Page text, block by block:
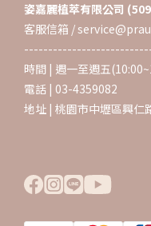
姿嘉麗植萃有限公司
客服信箱 /
時間 | 週一至週五
電話 | 03-4359082
地址 | 桃園市中壢區興仁